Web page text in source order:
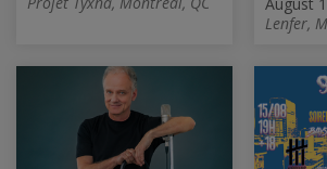
Lenfer,